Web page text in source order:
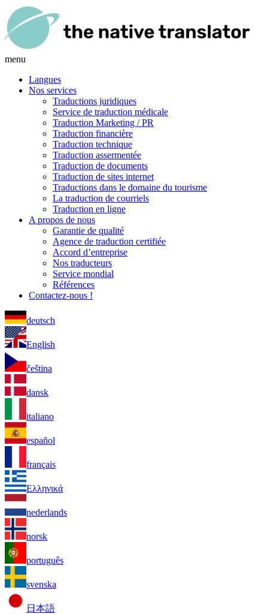
menu
Langues
Nos services
Traductions juridiques
Service de traduction médicale
Traduction Marketing / PR
Traduction financière
Traduction technique
Traduction assermentée
Traduction de documents
Traduction de sites internet
Traductions dans le domaine du tourisme
La traduction de courriels
Traduction en ligne
A propos de nous
Garantie de qualité
Agence de traduction certifiée
Accord d’entreprise
Nos traducteurs
Service mondial
Références
Contactez-nous !
deutsch
English
čeština
dansk
italiano
español
français
Ελληνικά
nederlands
norsk
português
svenska
日本語